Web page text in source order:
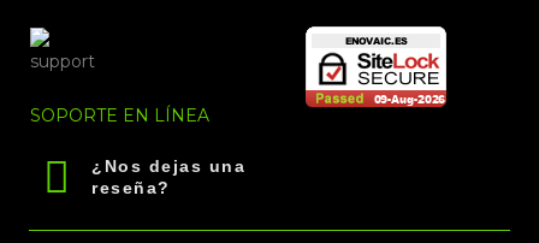
SOPORTE EN LÍNEA
¿Nos dejas una
reseña?